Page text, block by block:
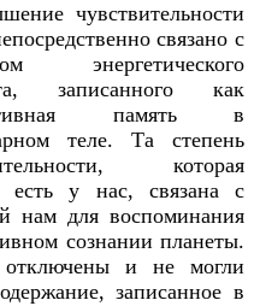
чувствительности
связано с
энергетического
записанного как
память в
теле. Та степень
которая
есть у нас, связана с
нам для воспоминания
сознании планеты.
и не могли
записанное в